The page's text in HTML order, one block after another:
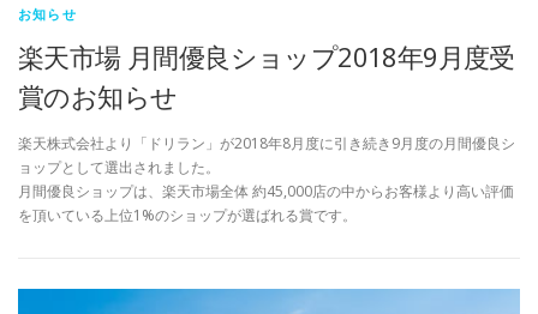
お知らせ
楽天市場 月間優良ショップ2018年9月度受
賞のお知らせ
楽天株式会社より「ドリラン」が2018年8月度に引き続き9月度の月間優良シ
ョップとして選出されました。
月間優良ショップは、楽天市場全体 約45,000店の中からお客様より高い評価
を頂いている上位1%のショップが選ばれる賞です。